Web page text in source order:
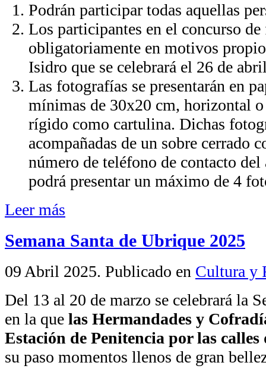
Podrán participar todas aquellas
Los participantes en el concurso
obligatoriamente en motivos
Isidro que se celebrará el 26 de
Las fotografías se presentarán en
mínimas de 30x20 cm, horizontal
rígido como cartulina. Dichas
acompañadas de un sobre cerrado
número de teléfono de contacto
podrá presentar un máximo de 4
Leer más
Semana Santa de Ubrique 2025
09 Abril 2025. Publicado en Cultura y
Del 13 al 20 de marzo se celebrará la
en la que las Hermandades y
Estación de Penitencia por las
su paso momentos llenos de gran